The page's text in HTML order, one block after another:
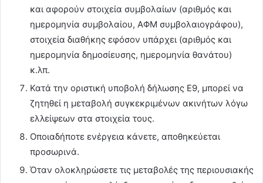
και αφορούν στοιχεία συμβολαίων (αριθμός και
ημερομηνία συμβολαίου, ΑΦΜ συμβολαιογράφου),
στοιχεία διαθήκης εφόσον υπάρχει (αριθμός και
ημερομηνία δημοσίευσης, ημερομηνία θανάτου)
κ.λπ.
Κατά την οριστική υποβολή δήλωσης Ε9, μπορεί να
ζητηθεί η μεταβολή συγκεκριμένων ακινήτων λόγω
ελλείψεων στα στοιχεία τους.
Οποιαδήποτε ενέργεια κάνετε, αποθηκεύεται
προσωρινά.
Όταν ολοκληρώσετε τις μεταβολές της περιουσιακής